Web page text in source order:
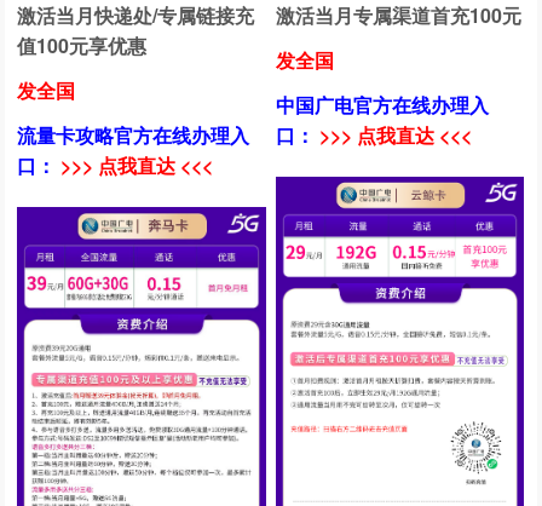
激活当月快递处/专属链接充
值100元享优惠
发全国
流量卡攻略官方在线办理入
口： >>> 点我直达 <<<
激活当月专属渠道首充100元
发全国
中国广电官方在线办理入
口： >>> 点我直达 <<<